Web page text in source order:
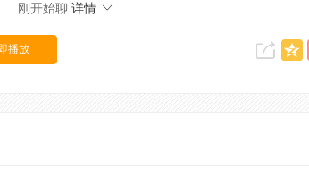
开始聊 详情
播放